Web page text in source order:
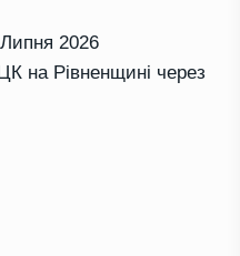
2026
на Рівненщині через